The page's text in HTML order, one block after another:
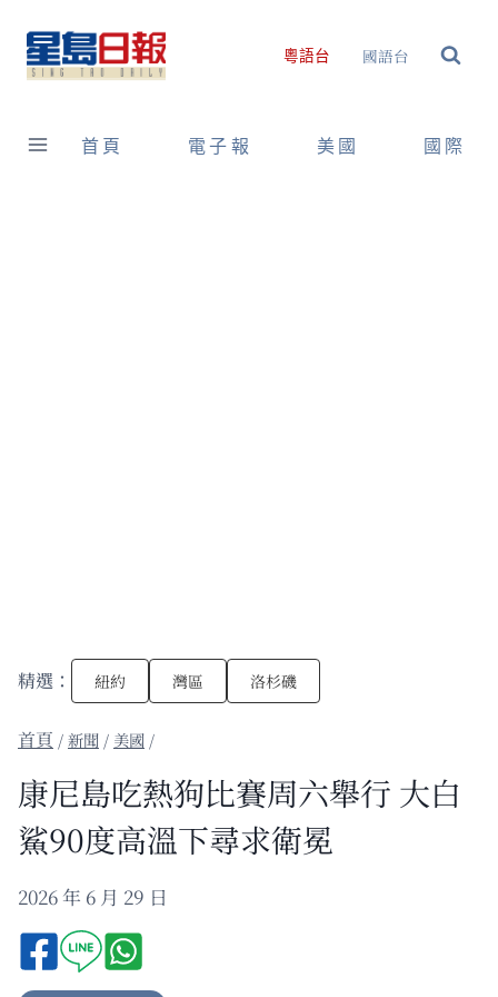
content
粵語台 國語台
首頁 電子報 美國 國際
精選： 紐約 灣區 洛杉磯
/新聞 / 美國 /
康尼島吃熱狗比賽周六舉行 大白
鯊90度高溫下尋求衛冕
2026 年 6 月 29 日